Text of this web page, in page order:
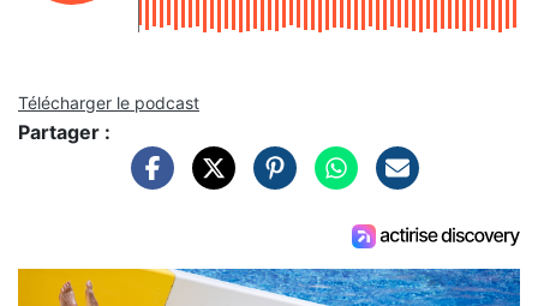
Télécharger le podcast
Partager :